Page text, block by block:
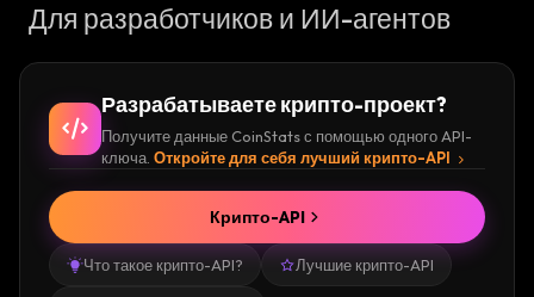
Для разработчиков и ИИ-агентов
Разрабатываете крипто-проект?
Получите данные CoinStats с помощью одного API-
ключа. Откройте для себя лучший крипто-API
Что такое крипто-API? Лучшие крипто-API
Крипто-API